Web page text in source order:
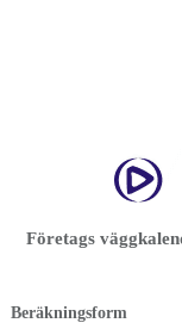
Företags
Beräkningsform